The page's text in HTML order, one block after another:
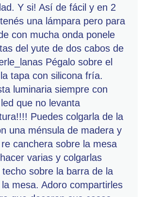
Y si! Así de fácil y en 2
una lámpara pero para
con mucha onda ponele
del yute de dos cabos de
Pégalo sobre el
tapa con silicona fría.
luminaria siempre con
que no levanta
Puedes colgarla de la
una ménsula de madera y
canchera sobre la mesa
varias y colgarlas
techo sobre la barra de la
mesa. Adoro compartirles